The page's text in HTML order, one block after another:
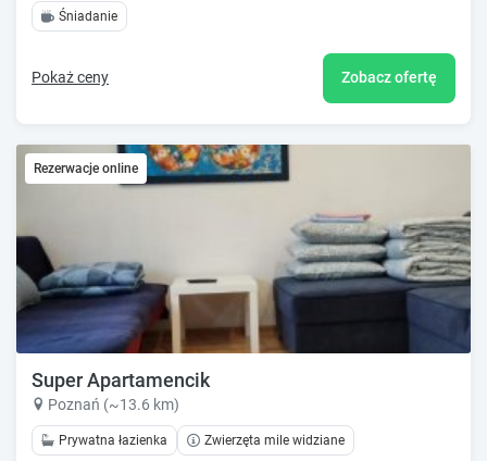
Śniadanie
Pokaż ceny Zobacz ofertę
Rezerwacje online
Super Apartamencik
Poznań (~13.6 km)
Prywatna łazienka Zwierzęta mile widziane